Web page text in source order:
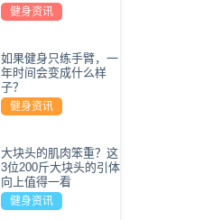
健身资讯
如果健身只练手臂，一
年时间会变成什么样
子？
健身资讯
大块头的肌肉笨重？这
3位200斤大块头的引体
向上值得一看
健身资讯